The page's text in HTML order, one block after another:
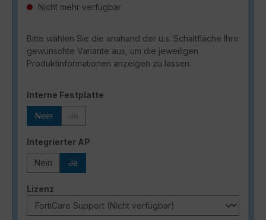
Nicht mehr verfügbar
Bitte wählen Sie die anahand der u.s. Schaltfläche Ihre
gewünschte Variante aus, um die jeweiligen
Produktinformationen anzeigen zu lassen.
Interne Festplatte
Nein
Integrierter AP
Nein Ja
Lizenz